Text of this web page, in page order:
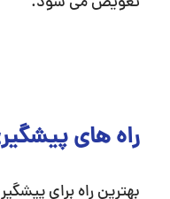
راه های
بهترین راه برای